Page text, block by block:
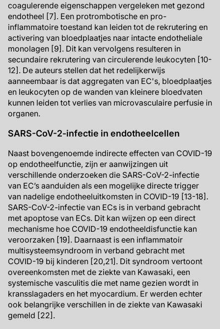
coagulerende eigenschappen vergeleken met gezond
endotheel [7]. Een protrombotische en pro-
inflammatoire toestand kan leiden tot de rekrutering en
activering van bloedplaatjes naar intacte endotheliale
monolagen [9]. Dit kan vervolgens resulteren in
secundaire rekrutering van circulerende leukocyten [10-
12]. De auteurs stellen dat het redelijkerwijs
aanneembaar is dat aggregaten van EC's, bloedplaatjes
en leukocyten op de wanden van kleinere bloedvaten
kunnen leiden tot verlies van microvasculaire perfusie in
organen.
SARS-CoV-2-infectie in endotheelcellen
Naast bovengenoemde indirecte effecten van COVID-19
op endotheelfunctie, zijn er aanwijzingen uit
verschillende onderzoeken die SARS-CoV-2-infectie
van EC’s aanduiden als een mogelijke directe trigger
van nadelige endotheeluitkomsten in COVID-19 [13-18].
SARS-CoV-2-infectie van ECs is in verband gebracht
met apoptose van ECs. Dit kan wijzen op een direct
mechanisme hoe COVID-19 endotheeldisfunctie kan
veroorzaken [19]. Daarnaast is een inflammatoir
multisysteemsyndroom in verband gebracht met
COVID-19 bij kinderen [20,21]. Dit syndroom vertoont
overeenkomsten met de ziekte van Kawasaki, een
systemische vasculitis die met name gezien wordt in
kransslagaders en het myocardium. Er werden echter
ook belangrijke verschillen in de ziekte van Kawasaki
gemeld [22].